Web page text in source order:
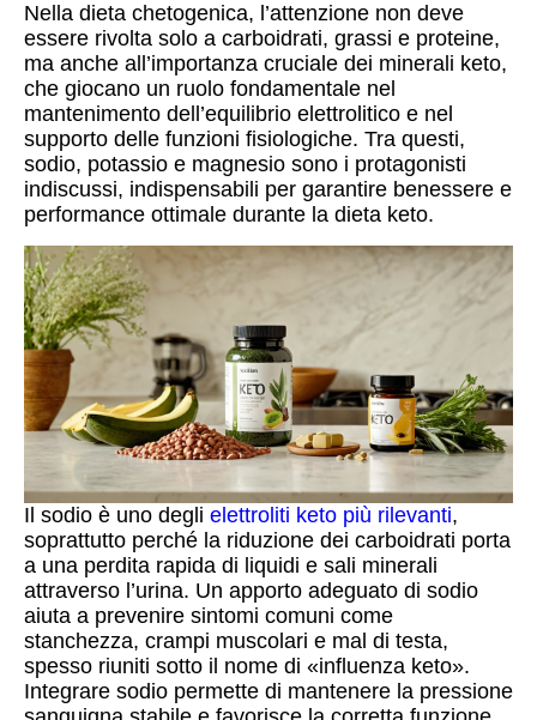
Nella dieta chetogenica, l’attenzione non deve
essere rivolta solo a carboidrati, grassi e proteine,
ma anche all’importanza cruciale dei minerali keto,
che giocano un ruolo fondamentale nel
mantenimento dell’equilibrio elettrolitico e nel
supporto delle funzioni fisiologiche. Tra questi,
sodio, potassio e magnesio sono i protagonisti
indiscussi, indispensabili per garantire benessere e
performance ottimale durante la dieta keto.
Il sodio è uno degli elettroliti keto più rilevanti,
soprattutto perché la riduzione dei carboidrati porta
a una perdita rapida di liquidi e sali minerali
attraverso l’urina. Un apporto adeguato di sodio
aiuta a prevenire sintomi comuni come
stanchezza, crampi muscolari e mal di testa,
spesso riuniti sotto il nome di «influenza keto».
Integrare sodio permette di mantenere la pressione